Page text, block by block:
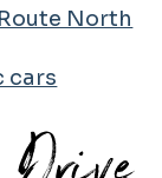
North
cars